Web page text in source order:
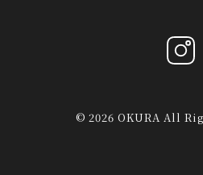
© 2026 OKURA All